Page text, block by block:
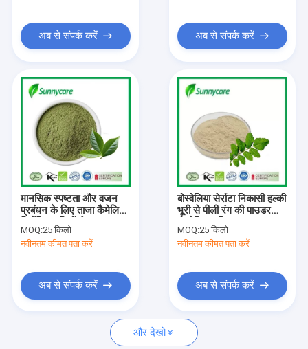
उत्पाद
हमारे बारे में
फैक्टरी यात्रा
गुणवत्ता नियंत्रण
हमसे संपर्क करें
एक बोली का अनुरोध
प्लांट एक्सट्रैक्ट पाउडर
अब से संपर्क करें अब से संपर्क करें
मानसिक स्पष्टता और वजन
प्रबंधन के लिए ताजा कैमेलिया
सिनेंसिस पत्तियों से
एंटीऑक्सिडेंट युक्त मैचा पाउडर
MOQ:25 किलो
नवीनतम कीमत पता करें
अब से संपर्क करें
बोस्वेलिया सेर्राटा निकासी हल्की
भूरी से पीली रंग की पाउडर
बोस्वेलिक एसिड
MOQ:25 किलो
नवीनतम कीमत पता करें
अब से संपर्क करें
और देखो